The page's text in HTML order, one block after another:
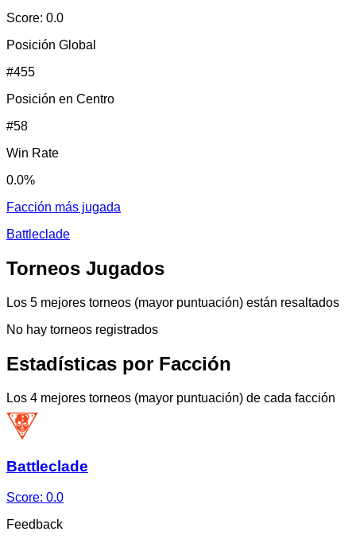
Score: 0.0
Posición Global
#455
Posición en Centro
#58
Win Rate
0.0%
Facción más jugada
Battleclade
Torneos Jugados
Los 5 mejores torneos (mayor puntuación) están resaltados
No hay torneos registrados
Estadísticas por Facción
Los 4 mejores torneos (mayor puntuación) de cada facción
Battleclade
Score: 0.0
Feedback